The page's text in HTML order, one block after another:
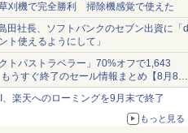
刈機で完全勝利 掃除機感覚で使えた
田社長、ソフトバンクのセブン出資に「d
ト使えるようにして」
クトパストラベラー」70%オフで1,643
もうすぐ終了のセール情報まとめ【8月8日
ンドーeショップでは「大神 絶景版」が
、楽天へのローミングを9月末で終了
もっと見る